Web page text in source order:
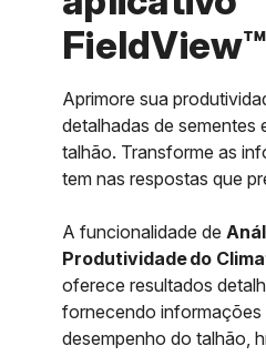
FieldView™
Aprimore sua
detalhadas de sementes
talhão. Transforme as
tem nas respostas que
A funcionalidade de
Produtividade do
oferece resultados
fornecendo informações
desempenho do talhão,